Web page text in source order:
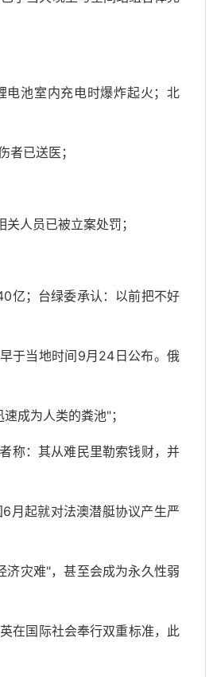
池室内充电时爆炸起火；北
已送医；
人员已被立案处罚；
亿；台绿委承认：以前把不好
于当地时间9月24日公布。俄
成为人类的粪池"；
称：其从难民里勒索钱财，并
月起就对法澳潜艇协议产生严
济灾难"，甚至会成为永久性弱
在国际社会奉行双重标准，此